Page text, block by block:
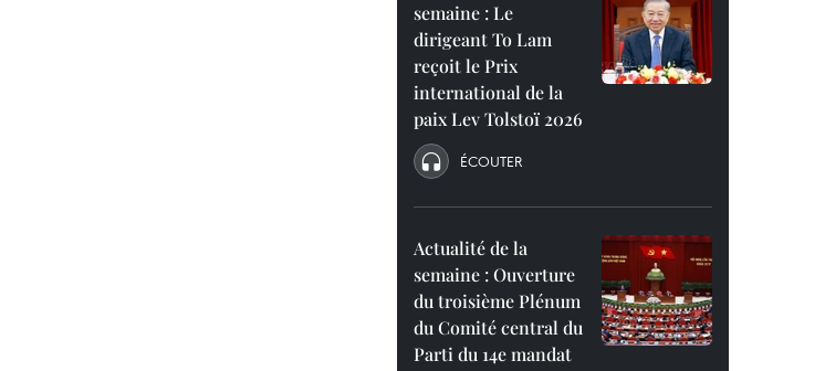
semaine : Le
dirigeant To Lam
reçoit le Prix
international de la
paix Lev Tolstoï 2026
ÉCOUTER
Actualité de la
semaine : Ouverture
du troisième Plénum
du Comité central du
Parti du 14e mandat